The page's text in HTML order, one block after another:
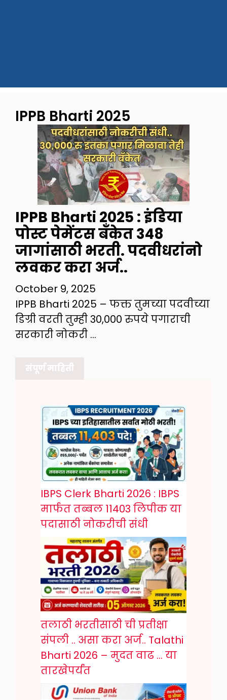
IPPB Bharti 2025
IPPB Bharti 2025 : इंडिया
पोस्ट पेमेंटस बँकेत 348
जागांसाठी भरती. पदवीधरांनो
लवकर करा अर्ज..
October 9, 2025
IPPB Bharti 2025 – फक्त तुमच्या पदवीच्या
डिग्री वरती तुम्ही 30,000 रुपये पगाराची
सरकारी नोकरी …
संपूर्ण माहिती
IBPS Clerk Bharti 2026 : IBPS
मार्फत तब्बल 11403 लिपीक या
पदासाठी नोकरीची संधी
तलाठी भरतीसाठी ची प्रतीक्षा
संपली .. असा करा अर्ज.. Talathi
Bharti 2026 – मुदत वाढ … या
तारखेपर्यंत